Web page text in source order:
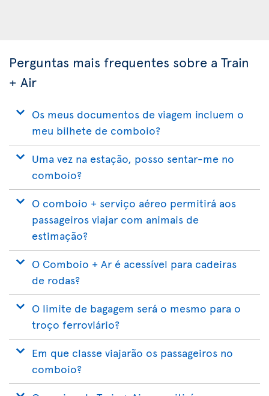
Perguntas mais frequentes sobre a Train
+ Air
Os meus documentos de viagem incluem o
meu bilhete de comboio?
Uma vez na estação, posso sentar-me no
comboio?
O comboio + serviço aéreo permitirá aos
passageiros viajar com animais de
estimação?
O Comboio + Ar é acessível para cadeiras
de rodas?
O limite de bagagem será o mesmo para o
troço ferroviário?
Em que classe viajarão os passageiros no
comboio?